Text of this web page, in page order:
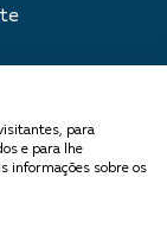
para
e para lhe
informações sobre os